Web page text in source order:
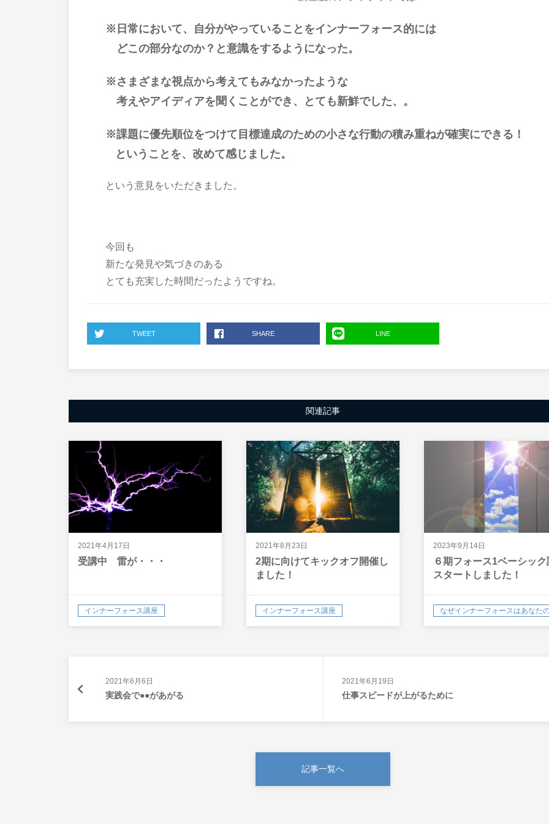
※日常において、自分がやっていることをインナーフォース的には
どこの部分なのか？と意識をするようになった。
※さまざまな視点から考えてもみなかったような
考えやアイディアを聞くことができ、とても新鮮でした、。
※課題に優先順位をつけて目標達成のための小さな行動の積み重ねが確実にできる！
ということを、改めて感じました。
という意見をいただきました。
今回も
新たな発見や気づきのある
とても充実した時間だったようですね。
TWEET SHARE LINE
関連記事
2021年4月17日
受講中 雷が・・・
インナーフォース講座
2021年8月23日
2期に向けてキックオフ開催し
ました！
インナーフォース講座
2023年9月14日
６期フォース1ベーシック
スタートしました！
2021年6月6日
実践会で●●があがる
2021年6月19日
仕事スピードが上がるために
記事一覧へ